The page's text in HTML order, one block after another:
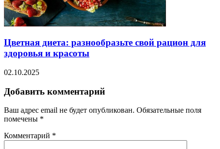
Цветная диета: разнообразьте свой рацион для
здоровья и красоты
02.10.2025
Добавить комментарий
Ваш адрес email не будет опубликован. Обязательные поля
помечены *
Комментарий *